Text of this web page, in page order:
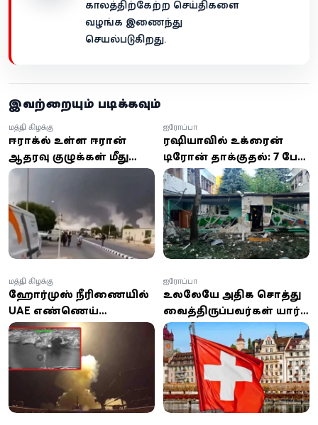
காலத்திற்கேற்ற செய்திகளை
வழங்க இணைந்து
செயல்படுகிறது.
இவற்றையும் படிக்கவும்
ஈராக்கில் உள்ள ஈரான்
ஆதரவு குழுக்கள் மீது
சவுதி மற்றும் அமெரிக்கா
மத்திய கிழக்கு
ரஷியாவில் உக்ரைன்
டிரோன் தாக்குதல்: 7 பேர்
உயிரிழப்பு, 50-க்கும்
மேற்பட்டோர் காயம்
ஐரோப்பா
ஹோர்முஸ் நீரிணையில்
UAE எண்ணெய்
கப்பல்கள் மீது ஈரான்
ஏவுகணைத் தாக்குதல்:
இந்தியர் உயிரிழப்பு; 8 பேர்
மத்திய கிழக்கு
உலகிலேயே அதிக சொத்து
வைத்திருப்பவர்கள் யார்?
முதல் இடத்தில் இந்த
நாட்டின் மக்கள்!
ஐரோப்பா